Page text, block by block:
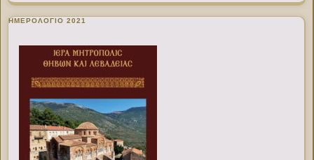
ΗΜΕΡΟΛΟΓΙΟ 2021